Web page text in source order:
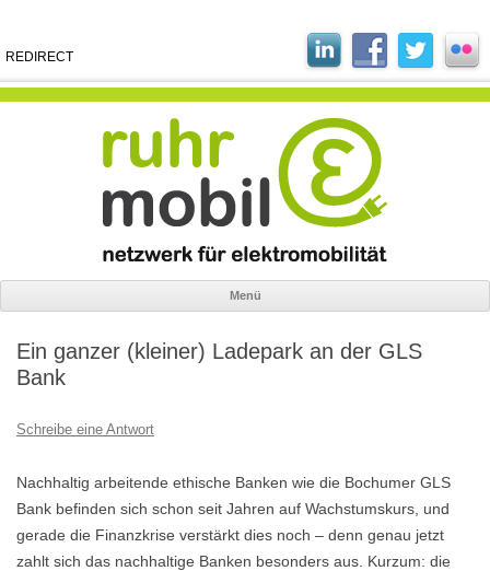
REDIRECT
Menü
springen
Ein ganzer (kleiner) Ladepark an der GLS
Bank
Schreibe eine Antwort
Nachhaltig arbeitende ethische Banken wie die Bochumer GLS
Bank befinden sich schon seit Jahren auf Wachstumskurs, und
gerade die Finanzkrise verstärkt dies noch – denn genau jetzt
zahlt sich das nachhaltige Banken besonders aus. Kurzum: die